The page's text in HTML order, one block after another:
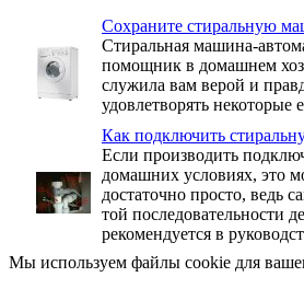
Сохраните стиральную
Стиральная машина-
помощник в домашнем
служила вам верой и
удовлетворять некоторые
Как подключить
Если производить
домашних условиях, это
достаточно просто, ведь
той последовательности
рекомендуется в
Мы используем файлы cookie для